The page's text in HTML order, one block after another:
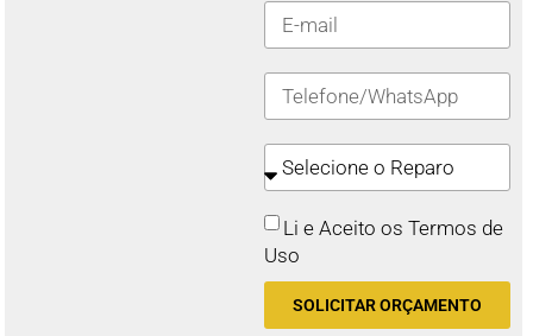
Li e Aceito os Termos de
Uso
SOLICITAR ORÇAMENTO